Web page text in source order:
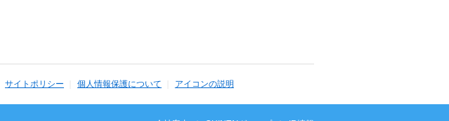
サイトポリシー 個人情報保護について アイコンの説明